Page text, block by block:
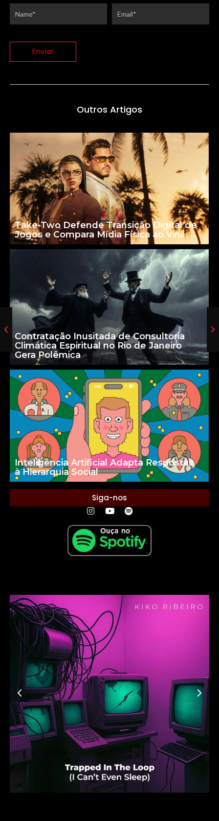
Outros Artigos
Take-Two Defende Transição Digital de
Jogos e Compara Mídia Física ao Vinil
Contratação Inusitada de Consultoria
Climática Espiritual no Rio de Janeiro
Gera Polêmica
Inteligência Artificial Adapta Respostas
à Hierarquia Social
Siga-nos